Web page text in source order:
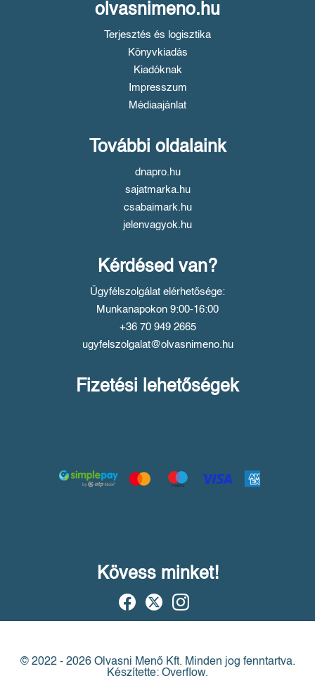
olvasnimeno.hu
Terjesztés és logisztika
Könyvkiadás
Kiadóknak
Impresszum
Médiaajánlat
További oldalaink
dnapro.hu
sajatmarka.hu
csabaimark.hu
jelenvagyok.hu
Kérdésed van?
Ügyfélszolgálat elérhetősége:
Munkanapokon 9:00-16:00
+36 70 949 2665
ugyfelszolgalat@olvasnimeno.hu
Fizetési lehetőségek
Kövess minket!
© 2022 - 2026 Olvasni Menő Kft. Minden jog fenntartva.
Készítette: Overflow.